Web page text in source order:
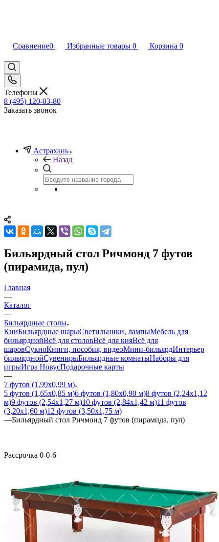
Сравнение0 Избранные товары 0 Корзина 0
Телефоны
8 (495) 120-03-80
Заказать звонок
Астрахань
Назад
Бильярдный стол Ричмонд 7 футов
(пирамида, пул)
Главная
—
Каталог
—
Бильярдные столы
КииБильярдные шарыСветильники, лампыМебель для
бильярднойВсё для столовВсё для кияВсё для
шаровСукноКниги, пособия, видеоМини-бильярдИнтерьер
бильярднойСувенирыБильярдные комнатыНаборы для
игрыИгра НовусПодарочные карты
—
7 футов (1,99х0,99 м)
5 футов (1,65х0,85 м)6 футов (1,80х0,90 м)8 футов (2,24х1,12
м)9 футов (2,54х1,27 м)10 футов (2,84х1,42 м)11 футов
(3,20х1,60 м)12 футов (3,50х1,75 м)
—Бильярдный стол Ричмонд 7 футов (пирамида, пул)
Рассрочка 0-0-6